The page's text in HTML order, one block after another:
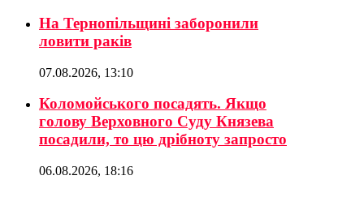
На Тернопільщині заборонили
ловити раків
07.08.2026, 13:10
Коломойського посадять. Якщо
голову Верховного Суду Князева
посадили, то цю дрібноту запросто
06.08.2026, 18:16